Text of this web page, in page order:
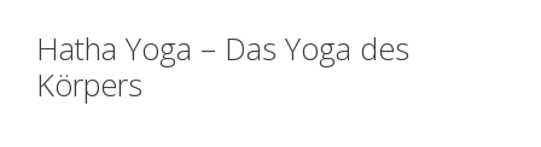
Hatha Yoga – Das Yoga des
Körpers